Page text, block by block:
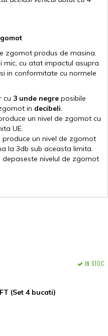
zgomot produs de masina.
mic, cu atat impactul asupra
in conformitate cu normele
cu 3 unde negre posibile
in decibeli.
un nivel de zgomot cu
UE.
un nivel de zgomot
la 3db sub aceasta limita.
nivelul de zgomot
(Set 4 bucati)
IN STOC